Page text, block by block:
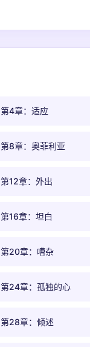
第4章：适应
第8章：奥菲利亚
第12章：外出
第16章：坦白
第20章：嘈杂
第24章：孤独的心
第28章：倾述